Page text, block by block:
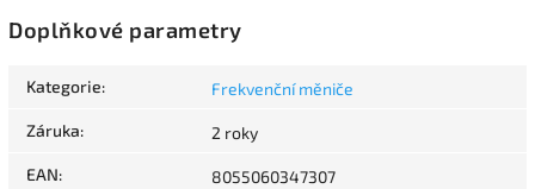
Doplňkové parametry
Kategorie: Frekvenční měniče
Záruka: 2 roky
EAN: 8055060347307